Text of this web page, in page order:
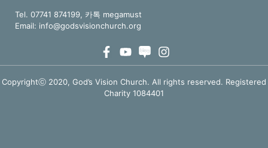
Tel. 07741 874199, 카톡 megamust
Email: info@godsvisionchurch.org
Copyrightⓒ 2020, God’s Vision Church. All rights reserved. Registered
Charity 1084401